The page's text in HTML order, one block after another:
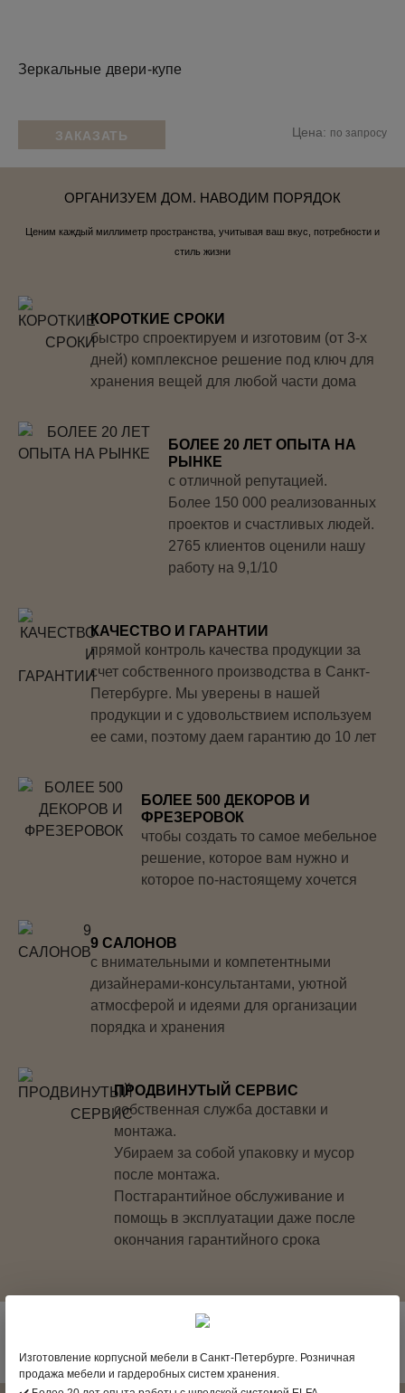
Зеркальные двери-купе
ЗАКАЗАТЬ Цена: по запросу
ОРГАНИЗУЕМ ДОМ. НАВОДИМ ПОРЯДОК
Ценим каждый миллиметр пространства, учитывая ваш вкус, потребности и
стиль жизни
КОРОТКИЕ СРОКИ
быстро спроектируем и изготовим (от 3-х
дней) комплексное решение под ключ для
хранения вещей для любой части дома
БОЛЕЕ 20 ЛЕТ ОПЫТА НА
РЫНКЕ
с отличной репутацией.
Более 150 000 реализованных
проектов и счастливых людей.
2765 клиентов оценили нашу
работу на 9,1/10
КАЧЕСТВО И ГАРАНТИИ
прямой контроль качества продукции за
счет собственного производства в Санкт-
Петербурге. Мы уверены в нашей
продукции и с удовольствием используем
ее сами, поэтому даем гарантию до 10 лет
БОЛЕЕ 500 ДЕКОРОВ И
ФРЕЗЕРОВОК
чтобы создать то самое мебельное
решение, которое вам нужно и
которое по-настоящему хочется
9 САЛОНОВ
с внимательными и компетентными
дизайнерами-консультантами, уютной
атмосферой и идеями для организации
порядка и хранения
ПРОДВИНУТЫЙ СЕРВИС
собственная служба доставки и
монтажа.
Убираем за собой упаковку и мусор
после монтажа.
Постгарантийное обслуживание и
помощь в эксплуатации даже после
окончания гарантийного срока
Изготовление корпусной мебели в Санкт-Петербурге. Розничная
продажа мебели и гардеробных систем хранения.